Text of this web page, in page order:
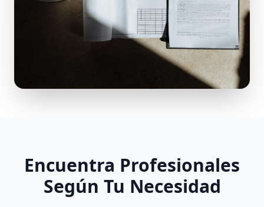
Encuentra Profesionales
Según Tu Necesidad